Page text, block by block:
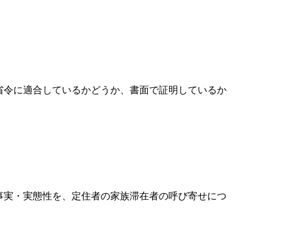
に適合しているかどうか、書面で証明しているか
・実態性を、定住者の家族滞在者の呼び寄せにつ